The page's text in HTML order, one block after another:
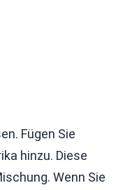
Fügen Sie
hinzu. Diese
Wenn Sie